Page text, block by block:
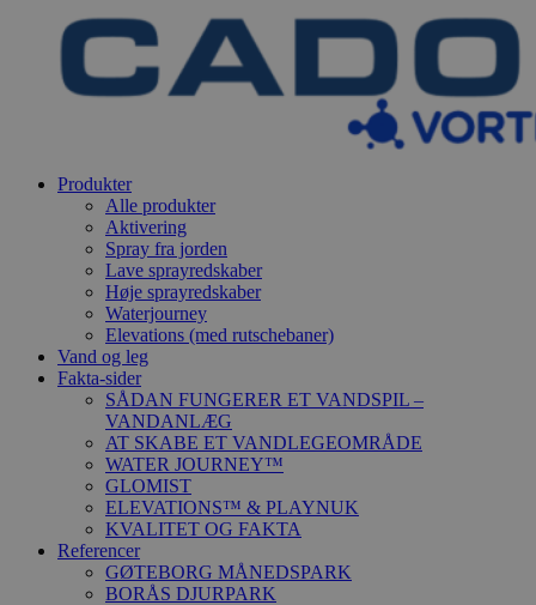
Produkter
Alle produkter
Aktivering
Spray fra jorden
Lave sprayredskaber
Høje sprayredskaber
Waterjourney
Elevations (med rutschebaner)
Vand og leg
Fakta-sider
SÅDAN FUNGERER ET VANDSPIL –
VANDANLÆG
AT SKABE ET VANDLEGEOMRÅDE
WATER JOURNEY™
GLOMIST
ELEVATIONS™ & PLAYNUK
KVALITET OG FAKTA
Referencer
GØTEBORG MÅNEDSPARK
BORÅS DJURPARK